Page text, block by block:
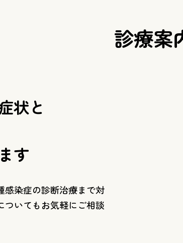
診療案
状と
す
感染症の診断治療まで対
ついてもお気軽にご相談